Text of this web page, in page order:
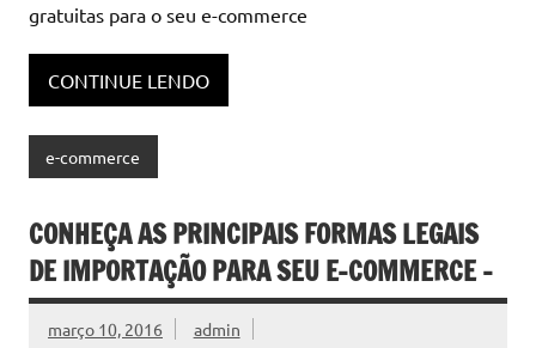
gratuitas para o seu e-commerce
CONTINUE LENDO
e-commerce
CONHEÇA AS PRINCIPAIS FORMAS LEGAIS
DE IMPORTAÇÃO PARA SEU E-COMMERCE –
março 10, 2016 admin